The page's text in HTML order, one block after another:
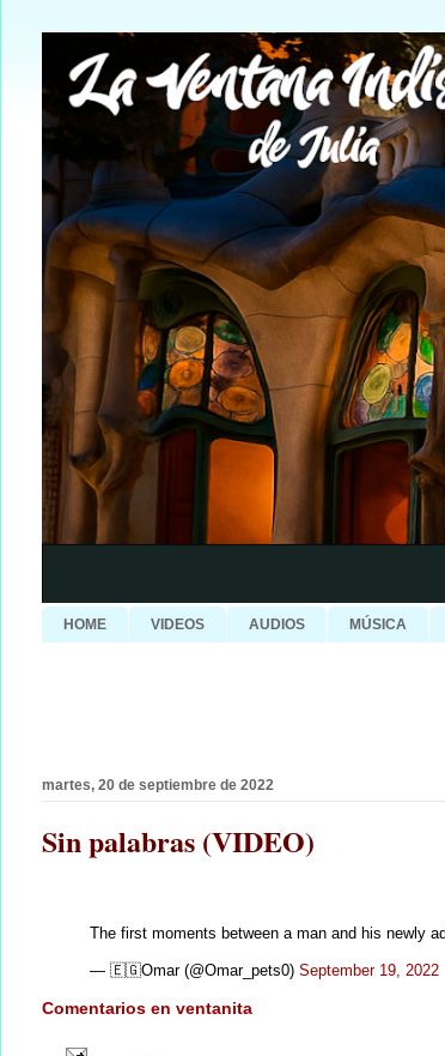
HOME VIDEOS AUDIOS MÚSICA
martes, 20 de septiembre de 2022
Sin palabras (VIDEO)
The first moments between a man and his newly
— 🇪🇬Omar (@Omar_pets0) September 19, 2022
Comentarios en ventanita